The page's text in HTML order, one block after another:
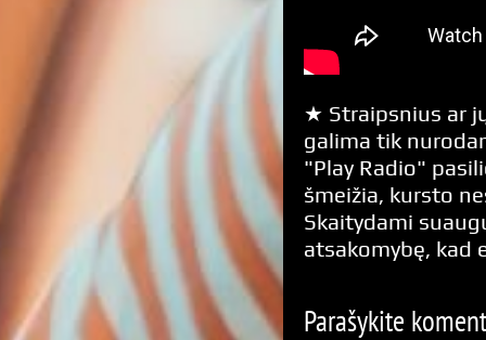
★ Straipsnius ar
galima tik
"Play Radio"
šmeižia, kursto
Skaitydami
atsakomybę, kad
Parašykite